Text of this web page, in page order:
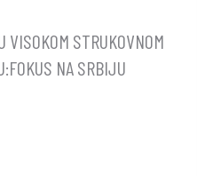
STRUKOVNOM
NA SRBIJU